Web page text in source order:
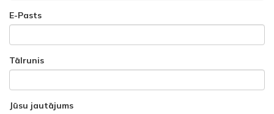
E-Pasts
Tālrunis
Jūsu jautājums